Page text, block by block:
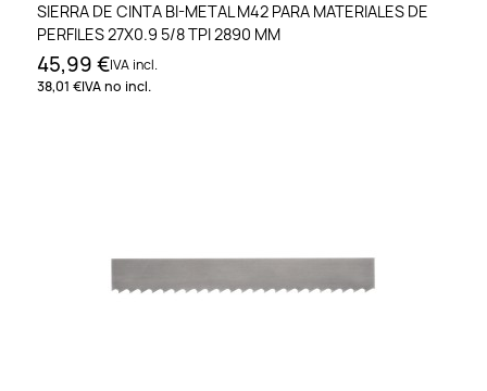
SIERRA DE CINTA BI-METAL M42 PARA MATERIALES DE
PERFILES 27X0.9 5/8 TPI 2890 MM
45,99 €IVA incl.
38,01 €IVA no incl.